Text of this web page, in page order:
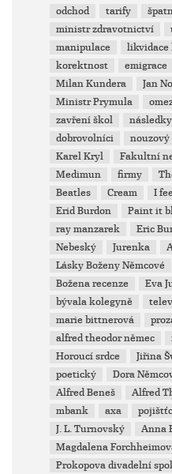
odchod
tarify
ministr zdravotnictví
manipulace
korektnost
emigrace
Milan Kundera
Jan
Ministr Prymula
zavření škol
následky
dobrovolníci
nouzový
Karel Kryl
Fakultní
Medimun
firmy
Beatles
Cream I
Erid Burdon
Paint it
ray manzarek
Eric
Nebeský
Jurenka
Lásky Boženy Němcové
Božena recenze
Eva
bývala kolegyně
marie bittnerová
alfred theodor němec
Horoucí srdce
Jiřina
poetický
Dora
Alfred Beneš
Alfred
mbank
axa
J. L. Turnovský
Anna
Magdalena
Prokopova divadelní